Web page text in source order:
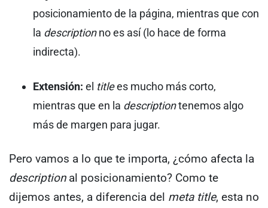
posicionamiento de la página, mientras que con
la descriptionno es así (lo hace de forma
indirecta).
Extensión: el titlees mucho más corto,
mientras que en la descriptiontenemos algo
más de margen para jugar.
Pero vamos a lo que te importa, ¿cómo afecta la
descriptional posicionamiento? Como te
dijemos antes, a diferencia del meta title, esta no